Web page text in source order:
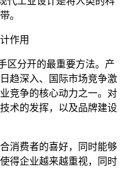
。
区分开的最重要方法。产
趋深入、国际市场竞争激
竞争的核心动力之一。对
术的发挥，以及品牌建设
消费者的喜好，同时能够
得企业越来越重视，同时